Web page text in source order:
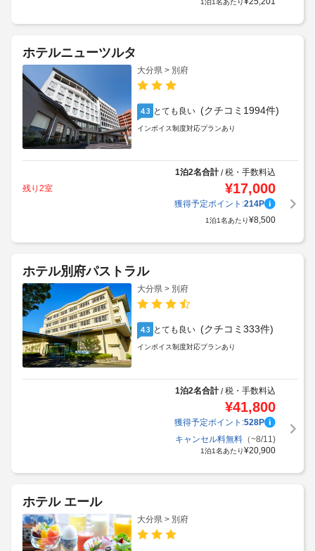
1泊1名あたり
ホテルニューツルタ
大分県 > 別府
4.3 とても良い (クチコミ1994件)
インボイス制度対応プランあり
1泊2名合計/税・手数料込
残り2室
¥17,000
獲得予定ポイント:214P
1泊1名あたり¥8,500
ホテル別府パストラル
大分県 > 別府
4.3 とても良い (クチコミ333件)
インボイス制度対応プランあり
1泊2名合計/税・手数料込
¥41,800
獲得予定ポイント:528P
キャンセル料無料（~8/11)
1泊1名あたり¥20,900
ホテル エール
大分県 > 別府